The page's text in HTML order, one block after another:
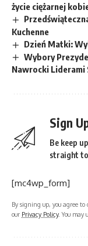
życie ciężarnej
Kuchenne
Dzień Matki:
Wybory
Nawrocki Liderami
Sign
Be keep
straight
[mc4wp_form]
By signing up, you agree to
our Privacy Policy. You may